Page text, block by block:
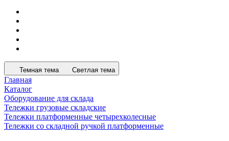
Темная тема Светлая тема
Главная
Каталог
Оборудование для склада
Тележки грузовые складские
Тележки платформенные четырехколесные
Тележки со складной ручкой платформенные